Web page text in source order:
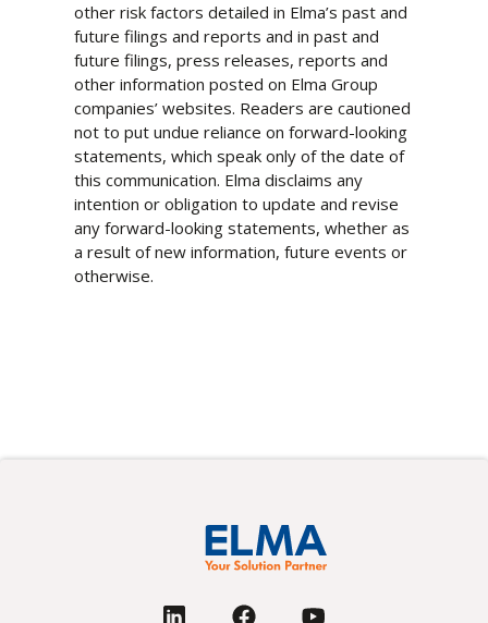
other risk factors detailed in Elma’s past and
future filings and reports and in past and
future filings, press releases, reports and
other information posted on Elma Group
companies’ websites. Readers are cautioned
not to put undue reliance on forward-looking
statements, which speak only of the date of
this communication. Elma disclaims any
intention or obligation to update and revise
any forward-looking statements, whether as
a result of new information, future events or
otherwise.